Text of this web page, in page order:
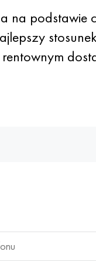
na podstawie